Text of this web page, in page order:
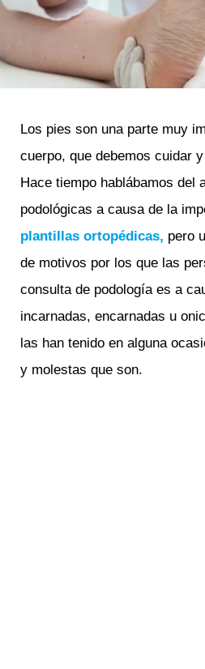
Los pies son una parte muy
cuerpo, que debemos cuidar
Hace tiempo hablábamos del
podológicas a causa de la
plantillas ortopédicas, pero
de motivos por los que las
consulta de podología es a
incarnadas, encarnadas u
las han tenido en alguna
y molestas que son.